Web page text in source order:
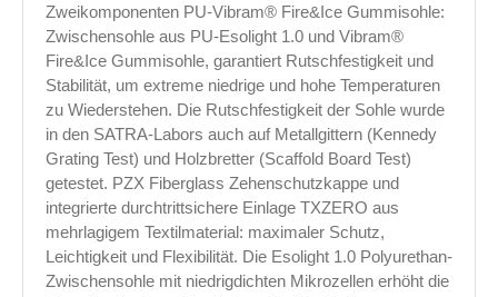
Zweikomponenten PU-Vibram® Fire&Ice Gummisohle:
Zwischensohle aus PU-Esolight 1.0 und Vibram®
Fire&Ice Gummisohle, garantiert Rutschfestigkeit und
Stabilität, um extreme niedrige und hohe Temperaturen
zu Wiederstehen. Die Rutschfestigkeit der Sohle wurde
in den SATRA-Labors auch auf Metallgittern (Kennedy
Grating Test) und Holzbretter (Scaffold Board Test)
getestet. PZX Fiberglass Zehenschutzkappe und
integrierte durchtrittsichere Einlage TXZERO aus
mehrlagigem Textilmaterial: maximaler Schutz,
Leichtigkeit und Flexibilität. Die Esolight 1.0 Polyurethan-
Zwischensohle mit niedrigdichten Mikrozellen erhöht die